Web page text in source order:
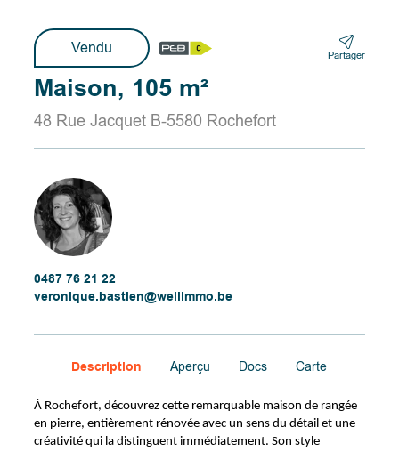
Vendu Partager
Maison, 105 m²
48 Rue Jacquet B-5580 Rochefort
0487 76 21 22
veronique.bastien@wellimmo.be
Description Aperçu Docs Carte
À Rochefort, découvrez cette remarquable maison de rangée
en pierre, entièrement rénovée avec un sens du détail et une
créativité qui la distinguent immédiatement. Son style